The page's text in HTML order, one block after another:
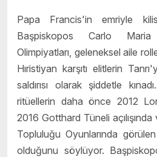
Papa Francis'in emriyle
Başpiskopos Carlo
Olimpiyatları, geleneksel aile
Hıristiyan karşıtı elitlerin
saldırısı olarak şiddetle
ritüellerin daha önce 2012
2016 Gotthard Tüneli
Topluluğu Oyunlarında
olduğunu söylüyor.